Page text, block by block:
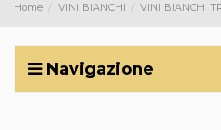
Home VINI BIANCHI VINI BIANCHI
Navigazione